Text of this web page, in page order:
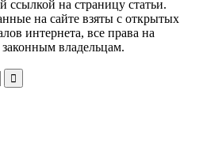
ссылкой на страницу статьи.
на сайте взяты с открытых
интернета, все права на
владельцам.